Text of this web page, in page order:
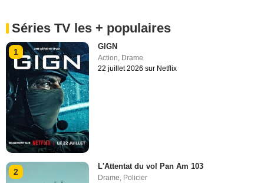
Séries TV les + populaires
1
GIGN
Action, Drame
22 juillet 2026 sur Netflix
2
L'Attentat du vol Pan Am 103
Drame, Policier